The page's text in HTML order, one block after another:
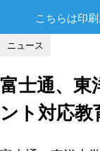
こちらは印刷
ニュース
富士通、
ント対応